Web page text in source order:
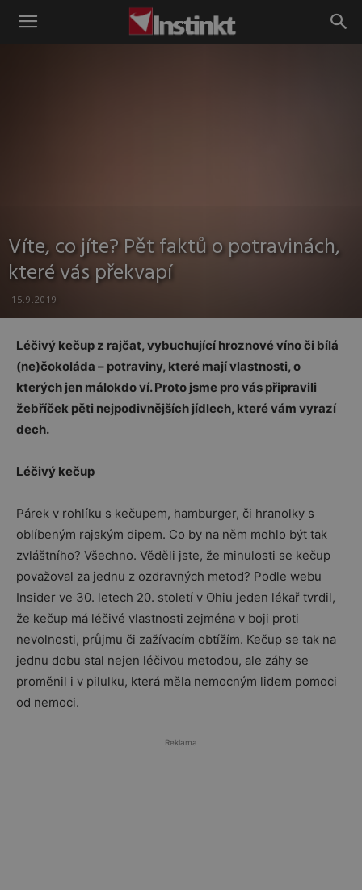
Instinkt
Víte, co jíte? Pět faktů o potravinách,
které vás překvapí
15.9.2019
Léčivý kečup z rajčat, vybuchující hroznové víno či bílá
(ne)čokoláda – potraviny, které mají vlastnosti, o
kterých jen málokdo ví. Proto jsme pro vás připravili
žebříček pěti nejpodivnějších jídlech, které vám vyrazí
dech.
Léčivý kečup
Párek v rohlíku s kečupem, hamburger, či hranolky s
oblíbeným rajským dipem. Co by na něm mohlo být tak
zvláštního? Všechno. Věděli jste, že minulosti se kečup
považoval za jednu z ozdravných metod? Podle webu
Insider ve 30. letech 20. století v Ohiu jeden lékař tvrdil,
že kečup má léčivé vlastnosti zejména v boji proti
nevolnosti, průjmu či zažívacím obtížím. Kečup se tak na
jednu dobu stal nejen léčivou metodou, ale záhy se
proměnil i v pilulku, která měla nemocným lidem pomoci
od nemoci.
Reklama